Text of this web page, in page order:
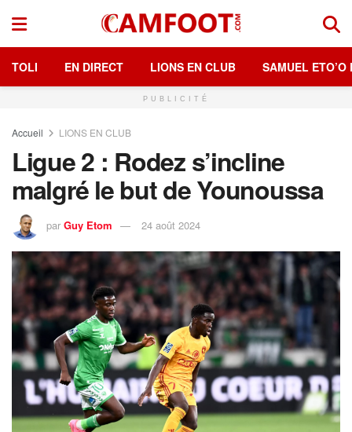
TOLI EN DIRECT LIONS EN CLUB SAMUEL ETO’O
PUBLICITÉ
Accueil LIONS EN CLUB
Ligue 2 : Rodez s’incline
malgré le but de Younoussa
par Guy Etom 24 août 2024